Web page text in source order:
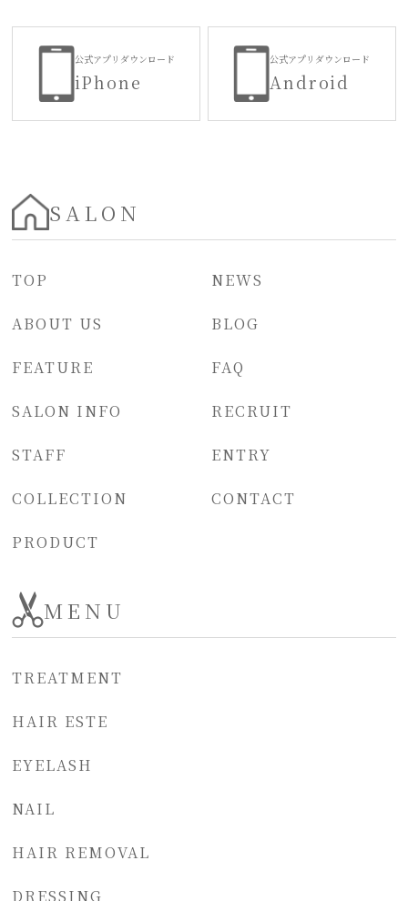
公式アプリダウンロード
iPhone
公式アプリダウンロード
Android
SALON
TOP
ABOUT US
FEATURE
SALON INFO
STAFF
COLLECTION
PRODUCT
NEWS
BLOG
FAQ
RECRUIT
ENTRY
CONTACT
MENU
TREATMENT
HAIR ESTE
EYELASH
NAIL
HAIR REMOVAL
DRESSING